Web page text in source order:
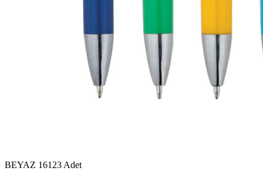
BEYAZ 16123 Adet